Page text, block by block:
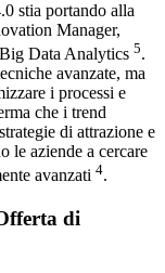
stia portando alla
Manager,
Data Analytics 5.
avanzate, ma
i processi e
che i trend
di attrazione e
le aziende a cercare
avanzati 4.
di